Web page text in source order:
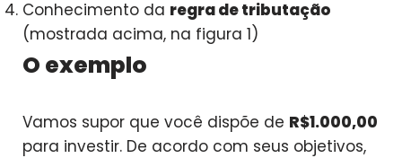
Conhecimento da regra de tributação
(mostrada acima, na figura 1)
O exemplo
Vamos supor que você dispõe de R$1.000,00
para investir. De acordo com seus objetivos,